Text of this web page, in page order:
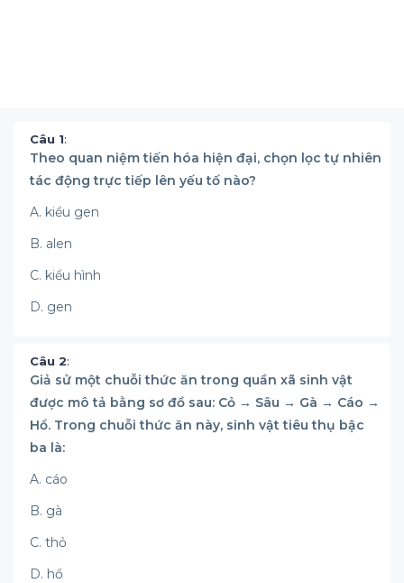
Câu 1:
Theo quan niệm tiến hóa hiện đại, chọn lọc tự nhiên
tác động trực tiếp lên yếu tố nào?
A. kiểu gen
B. alen
C. kiểu hình
D. gen
Câu 2:
Giả sử một chuỗi thức ăn trong quần xã sinh vật
được mô tả bằng sơ đồ sau: Cỏ → Sâu → Gà → Cáo →
Hổ. Trong chuỗi thức ăn này, sinh vật tiêu thụ bậc
ba là:
A. cáo
B. gà
C. thỏ
D. hổ